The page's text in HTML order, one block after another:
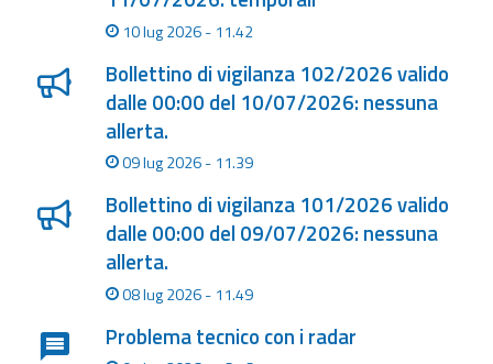
10 lug 2026 - 11.42
Bollettino di vigilanza 102/2026 valido
dalle 00:00 del 10/07/2026: nessuna
allerta.
09 lug 2026 - 11.39
Bollettino di vigilanza 101/2026 valido
dalle 00:00 del 09/07/2026: nessuna
allerta.
08 lug 2026 - 11.49
Problema tecnico con i radar